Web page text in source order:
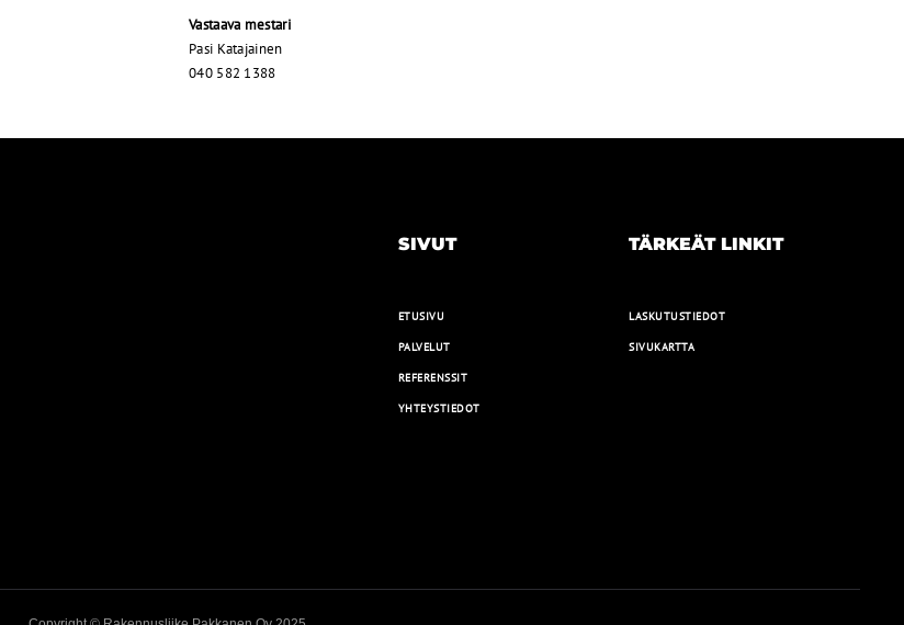
Vastaava mestari
Pasi Katajainen
040 582 1388
SIVUT
ETUSIVU
PALVELUT
REFERENSSIT
YHTEYSTIEDOT
TÄRKEÄT LINKIT
LASKUTUSTIEDOT
SIVUKARTTA